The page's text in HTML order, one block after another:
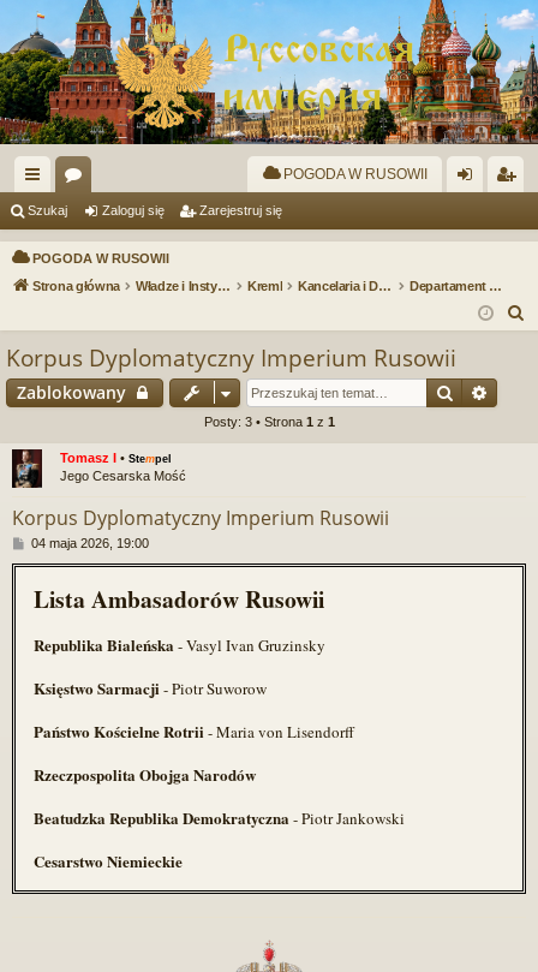
ię
ce
j
or
a
POGODA W RUSOWII
og
uj
ej
tru
Szukaj Zaloguj się Zarejestruj się
POGODA W RUSOWII
Strona główna
Władze i Instytucje Państwowe Kreml Kancelaria i Departamnety
Departament Spraw Zagranicznych i Obrony
Korpus Dyplomatyczny Imperium Rusowii
Zablokowany Szukaj
Posty: 3 • Strona 1 z 1
Tomasz I •Stempel
Jego Cesarska Mość
Korpus Dyplomatyczny Imperium Rusowii
P04 maja 2026, 19:00
Lista Ambasadorów Rusowii
Republika Bialeńska - Vasyl Ivan Gruzinsky
Księstwo Sarmacji - Piotr Suworow
Państwo Kościelne Rotrii - Maria von Lisendorff
Rzeczpospolita Obojga Narodów
Beatudzka Republika Demokratyczna - Piotr Jankowski
Cesarstwo Niemieckie